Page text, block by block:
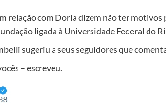
relação com Doria dizem não ter
ligada à Universidade Federal do
sugeriu a seus seguidores que
– escreveu.